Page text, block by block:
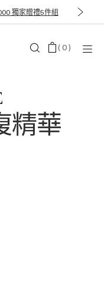
獨家贈禮5件組
(0)
精華